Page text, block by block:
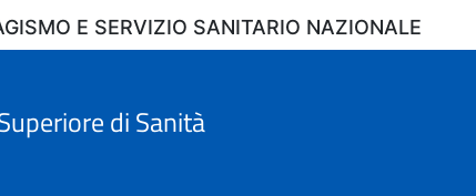
E SERVIZIO SANITARIO NAZIONALE
di Sanità